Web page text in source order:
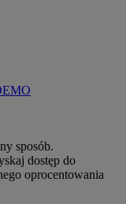
sposób.
dostęp do
oprocentowania